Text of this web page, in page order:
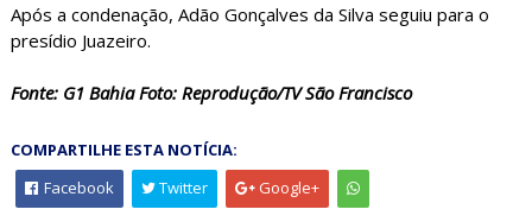
Após a condenação, Adão Gonçalves da Silva seguiu para o
presídio Juazeiro.
Fonte: G1 Bahia Foto: Reprodução/TV São Francisco
COMPARTILHE ESTA NOTÍCIA:
Facebook
Twitter Google+